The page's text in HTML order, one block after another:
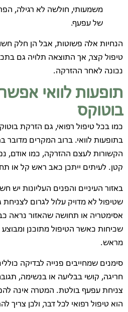
משמעותי, חולשה לא רגילה,
של עפעף.
הנחיות אלה פשוטות, אבל הן חלק
טיפול קצר, אך התוצאה תלויה גם
נכונה לאחר ההזרקה.
תופעות לוואי
בוטוקס
כמו בכל טיפול רפואי, גם הזרקת
בתופעות לוואי. ברוב המקרים מדובר
הקשורות לעצם ההזרקה, כמו אודם,
קטן. לעיתים ייתכן כאב ראש קל או
באזור העיניים והפנים העליונות יש
שטיפול לא מדויק עלול לגרום
אסימטריה או תחושה שהאזור נראה
שכיחות כאשר הטיפול מתוכנן ומבוצע
מראש.
סימנים שמחייבים פנייה לבדיקה
חריגה, קושי בבליעה או בנשימה,
צניחת עפעף בולטת. המטרה אינה
הוא טיפול רפואי לכל דבר, ולכן צריך